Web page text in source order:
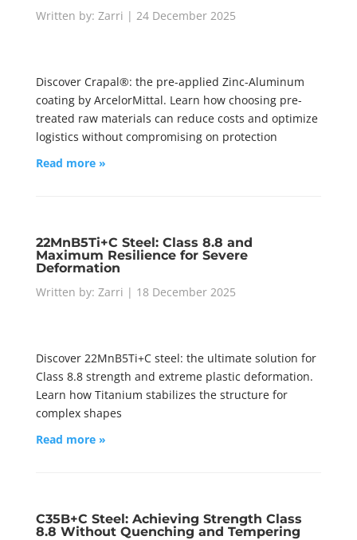
Written by: Zarri | 24 December 2025
Discover Crapal®: the pre-applied Zinc-Aluminum
coating by ArcelorMittal. Learn how choosing pre-
treated raw materials can reduce costs and optimize
logistics without compromising on protection
Read more »
22MnB5Ti+C Steel: Class 8.8 and
Maximum Resilience for Severe
Deformation
Written by: Zarri | 18 December 2025
Discover 22MnB5Ti+C steel: the ultimate solution for
Class 8.8 strength and extreme plastic deformation.
Learn how Titanium stabilizes the structure for
complex shapes
Read more »
C35B+C Steel: Achieving Strength Class
8.8 Without Quenching and Tempering